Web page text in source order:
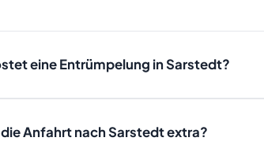
eine Entrümpelung in Sarstedt?
von Volumen, Stockwerk und
in Sarstedt ein verbindliches
Anfahrt nach Sarstedt extra?